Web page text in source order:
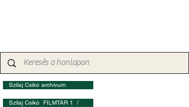
Szilaj Csikó archívum
Szilaj Csikó FILMTÁR 1 /